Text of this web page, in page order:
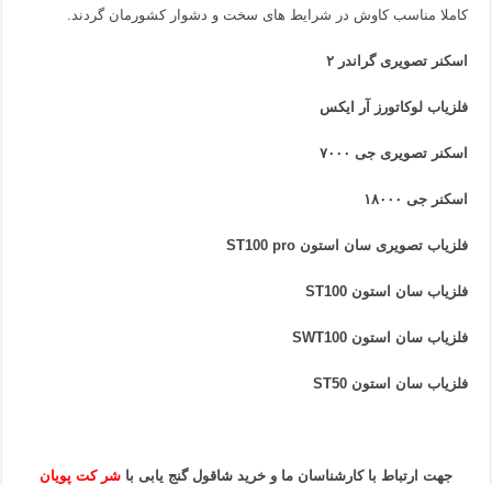
کاملا مناسب کاوش در شرایط های سخت و دشوار کشورمان گردند.
اسکنر تصویری گراندر ۲
فلزیاب لوکاتورز آر ایکس
اسکنر تصویری جی ۷۰۰۰
اسکنر جی ۱۸۰۰۰
فلزیاب تصویری سان استون ST100 pro
فلزیاب سان استون ST100
فلزیاب سان استون SWT100
فلزیاب سان استون ST50
جهت ارتباط با کارشناسان ما و خرید شاقول گنج یابی با شر کت پویان